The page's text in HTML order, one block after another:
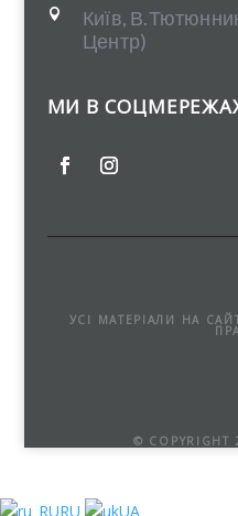

Київ,
Центр)
МИ В
УСІ МАТЕРІАЛИ НА
© COPYRIGHT
RU
UA